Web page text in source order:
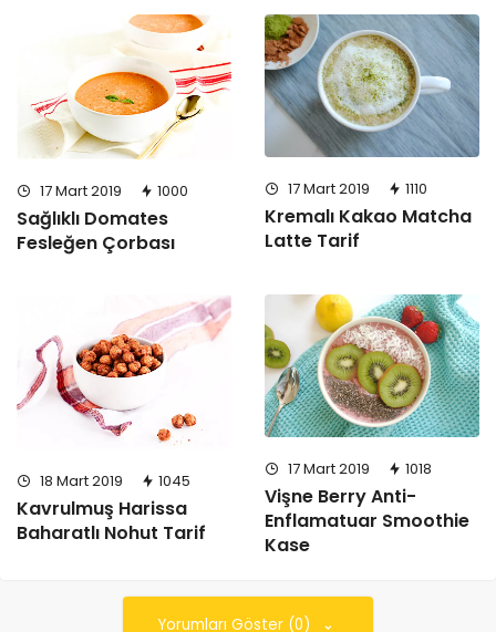
17 Mart 2019 1000
Sağlıklı Domates
Fesleğen Çorbası
17 Mart 2019 1110
Kremalı Kakao Matcha
Latte Tarif
18 Mart 2019 1045
Kavrulmuş Harissa
Baharatlı Nohut Tarif
17 Mart 2019 1018
Vişne Berry Anti-
Enflamatuar Smoothie
Kase
Yorumları Göster (0)